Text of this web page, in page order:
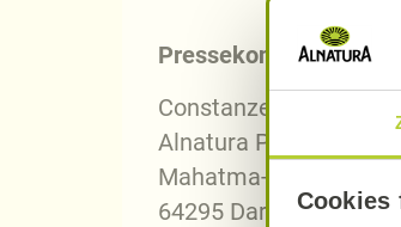
Cookies
Pressekontakt
Constanze Klengel
Alnatura Presse- und
Mahatma-Gandhi-
64295 Darmstadt